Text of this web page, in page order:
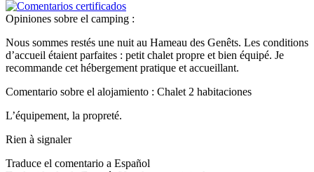
Opiniones sobre el camping :
Nous sommes restés une nuit au Hameau des Genêts. Les conditions
d’accueil étaient parfaites : petit chalet propre et bien équipé. Je
recommande cet hébergement pratique et accueillant.
Comentario sobre el alojamiento : Chalet 2 habitaciones
L’équipement, la propreté.
Rien à signaler
Traduce el comentario a Español